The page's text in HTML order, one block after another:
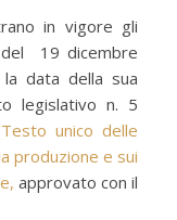
in vigore gli
19 dicembre
data della sua
legislativo n. 5
Testo unico delle
produzione e sui
approvato con il